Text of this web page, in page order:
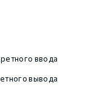
ввода
вывода